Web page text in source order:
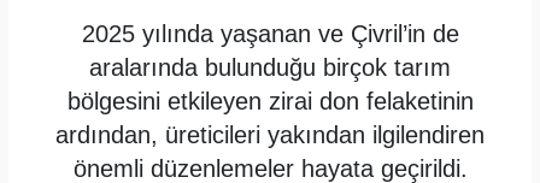
2025 yılında yaşanan ve Çivril’in de
aralarında bulunduğu birçok tarım
bölgesini etkileyen zirai don felaketinin
ardından, üreticileri yakından ilgilendiren
önemli düzenlemeler hayata geçirildi.